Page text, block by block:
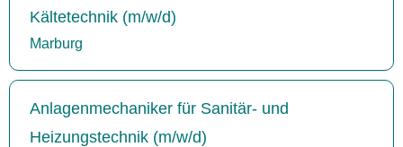
Kältetechnik (m/w/d)
Marburg
Anlagenmechaniker für Sanitär- und
Heizungstechnik (m/w/d)